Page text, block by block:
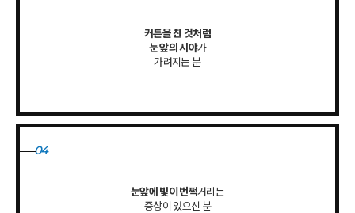
커튼을 친 것처럼
눈 앞의 시야가
가려지는 분
04
눈앞에 빛이 번쩍거리는
증상이 있으신 분